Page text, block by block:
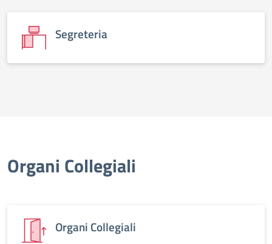
Segreteria
Organi Collegiali
Organi Collegiali